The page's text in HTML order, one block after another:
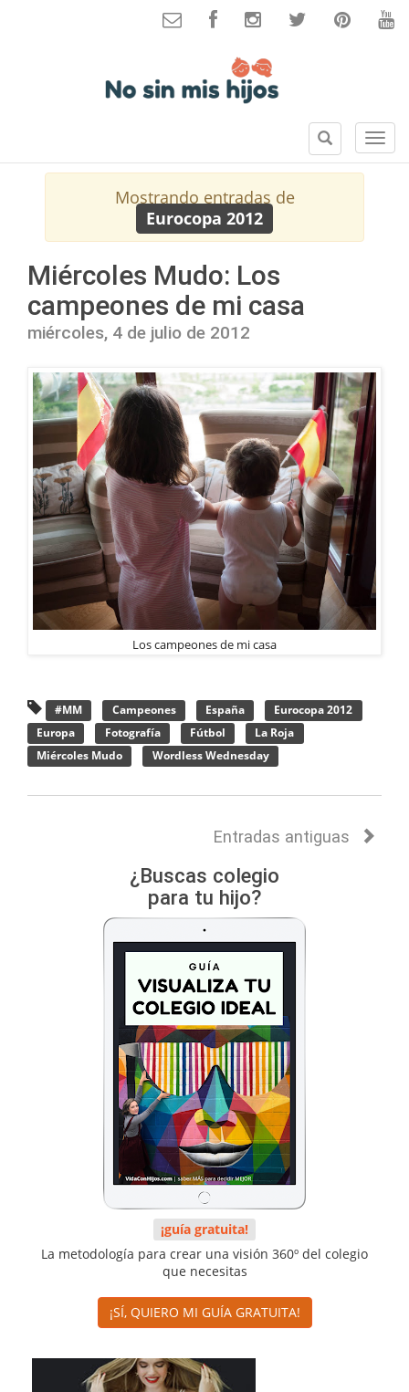
S
e
B
u
s
r
Mostrando entradas de
Eurocopa 2012
Miércoles Mudo: Los
campeones de mi casa
miércoles, 4 de julio de 2012
Los campeones de mi casa
#MM Campeones España
Eurocopa 2012
Europa
Fotografía Fútbol
La Roja
Miércoles Mudo
Wordless Wednesday
Entradas antiguas
¿Buscas colegio
para tu hijo?
¡guía gratuita!
La metodología para crear una visión 360º del colegio
que necesitas
¡SÍ, QUIERO MI GUÍA GRATUITA!